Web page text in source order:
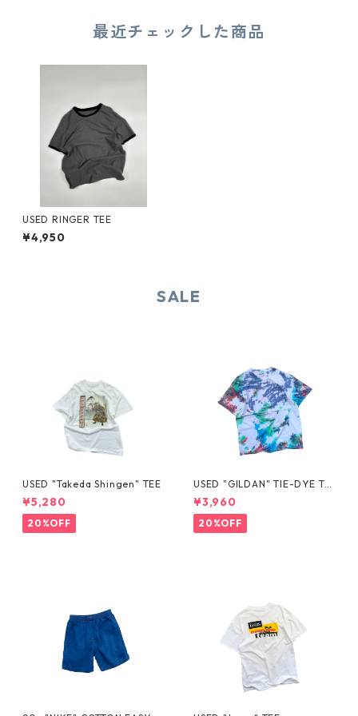
最近チェックした商品
USED RINGER TEE
¥4,950
SALE
USED "Takeda Shingen" TEE
¥5,280
20%OFF
USED "GILDAN" TIE-DYE TE
E
¥3,960
20%OFF